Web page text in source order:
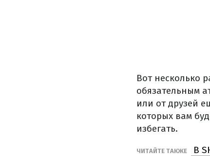
Вот несколько
обязательным
или от друзей
которых вам
избегать.
ЧИТАЙТЕ ТАКЖЕ В